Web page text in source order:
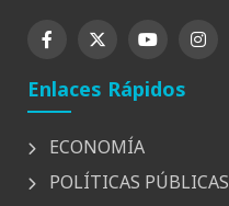
Enlaces Rápidos
ECONOMÍA
POLÍTICAS PÚBLICAS